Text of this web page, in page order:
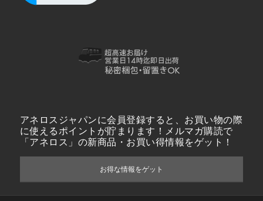
アネロスジャパンに会員登録すると、お買い物の際
に使えるポイントが貯まります！メルマガ購読で
「アネロス」の新商品・お買い得情報をゲット！
お得な情報をゲット